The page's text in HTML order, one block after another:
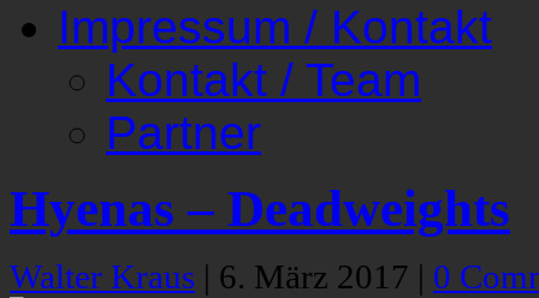
Impressum / Kontakt
Kontakt / Team
Partner
Hyenas – Deadweights
Walter Kraus | 6. März 2017 | 0